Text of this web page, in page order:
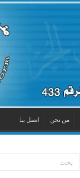
من نحن اتصل بنا